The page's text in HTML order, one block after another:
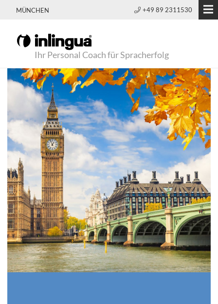
MÜNCHEN +49 89 2311530
Ihr Personal Coach für Spracherfolg